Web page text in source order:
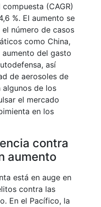
(CAGR)
%. El aumento se
número de casos
como China,
aumento del gasto
así
de aerosoles de
algunos de los
el mercado
en los
contra
aumento
está en auge en
contra las
En el Pacífico, la